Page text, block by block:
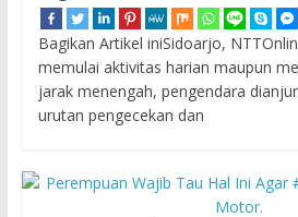
Bagikan Artikel iniSidoarjo,
memulai aktivitas harian maupun
jarak menengah, pengendara
urutan pengecekan dan